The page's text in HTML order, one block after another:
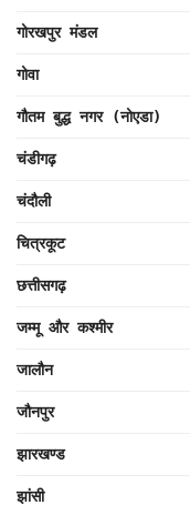
गोरखपुर मंडल
गोवा
गौतम बुद्ध नगर (नोएडा)
चंडीगढ़
चंदौली
चित्रकूट
छत्तीसगढ़
जम्मू और कश्मीर
जालौन
जौनपुर
झारखण्ड
झांसी